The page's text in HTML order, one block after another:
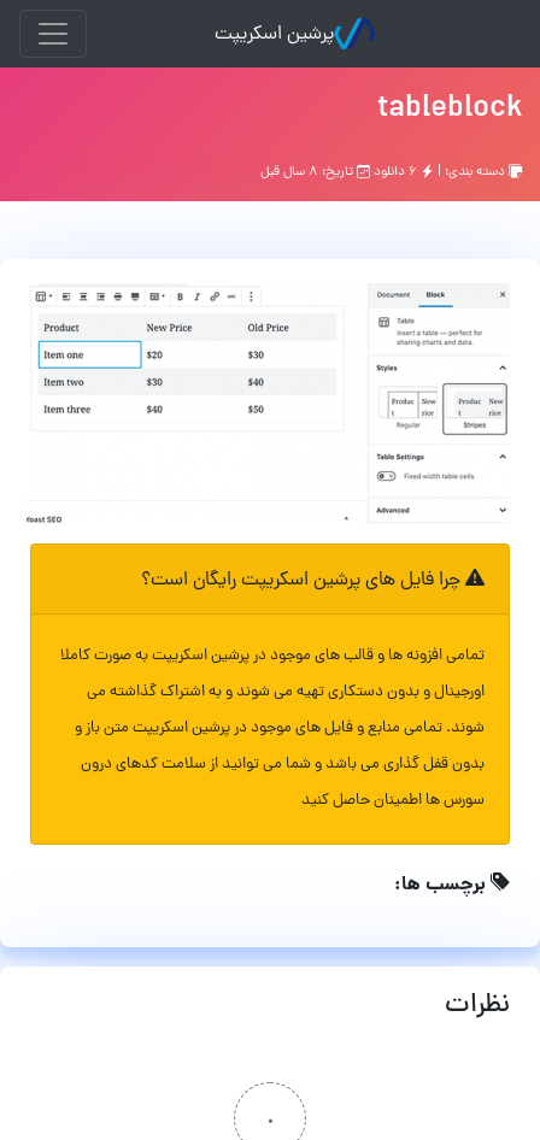
پرشین اسکریپت
tableblock
دسته بندی: | تاریخ: ۸ سال قبل
چرا فایل های پرشین اسکریپت رایگان است؟
تمامی افزونه ها و قالب های موجود در پرشین اسکریپت به صورت کاملا
اورجینال و بدون دستکاری تهیه می شوند و به اشتراک گذاشته می
شوند. تمامی منابع و فایل های موجود در پرشین اسکریپت متن باز و
بدون قفل گذاری می باشد و شما می توانید از سلامت کدهای درون
سورس ها اطمینان حاصل کنید
برچسب ها:
نظرات
۰